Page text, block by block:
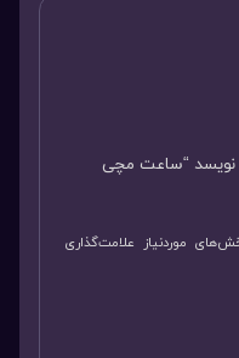
نویسد “ساعت مچی
موردنیاز علامت‌گذاری